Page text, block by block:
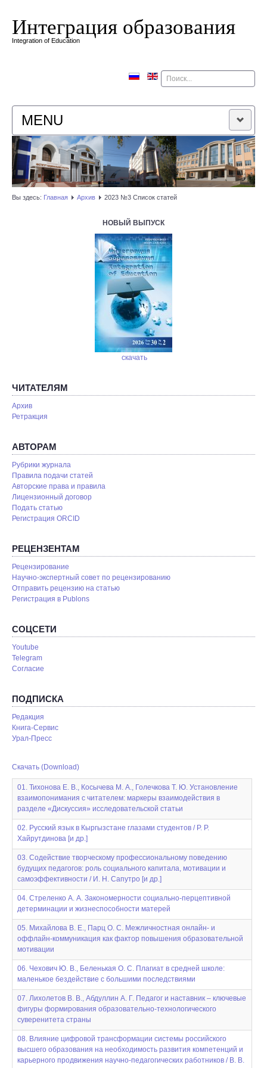
Интеграция образования
Integration of Education
Поиск
MENU
ГЛАВНАЯ
РЕДАКЦИОННАЯ КОЛЛЕГИЯ
Вы здесь: Главная Архив 2023 №3 Список статей
НОВЫЙ ВЫПУСК
скачать
ЧИТАТЕЛЯМ
Архив
Ретракция
АВТОРАМ
Рубрики журнала
Правила подачи статей
Авторские права и правила
Лицензионный договор
Подать статью
Регистрация ORCID
РЕЦЕНЗЕНТАМ
Рецензирование
Научно-экспертный совет по рецензированию
Отправить рецензию на статью
Pегистрация в Publons
СОЦСЕТИ
Youtube
Telegram
Согласие
ПОДПИСКА
Редакция
Книга-Сервис
Урал-Пресс
Скачать (Download)
01. Тихонова Е. В., Косычева М. А., Голечкова Т. Ю. Установление
взаимопонимания с читателем: маркеры взаимодействия в
разделе «Дискуссия» исследовательской статьи
02. Русский язык в Кыргызстане глазами студентов / Р. Р.
Хайрутдинова [и др.]
03. Содействие творческому профессиональному поведению
будущих педагогов: роль социального капитала, мотивации и
самоэффективности / И. Н. Сапутро [и др.]
04. Стреленко А. А. Закономерности социально-перцептивной
детерминации и жизнеспособности матерей
05. Михайлова В. Е., Парц О. С. Межличностная онлайн- и
оффлайн-коммуникация как фактор повышения образовательной
мотивации
06. Чехович Ю. В., Беленькая О. С. Плагиат в средней школе:
маленькое бездействие с большими последствиями
07. Лихолетов В. В., Абдуллин А. Г. Педагог и наставник – ключевые
фигуры формирования образовательно-технологического
суверенитета страны
08. Влияние цифровой трансформации системы российского
высшего образования на необходимость развития компетенций и
карьерного продвижения научно-педагогических работников / В. В.